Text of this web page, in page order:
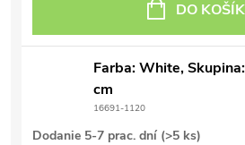
DO
Farba: White,
cm
16691-1120
Dodanie 5-7 prac. dní (>5 ks)